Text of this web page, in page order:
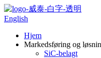
English
Hjem
Markedsføring og
SiC-belagt